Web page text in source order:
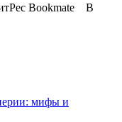
Bookmate В